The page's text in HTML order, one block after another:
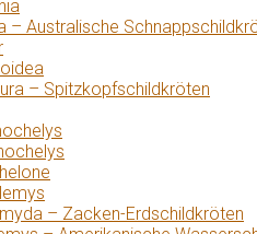
– Australische
– Spitzkopfschildkröten
– Zacken-Erdschildkröten